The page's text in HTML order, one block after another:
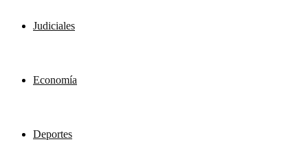
Judiciales
Economía
Deportes